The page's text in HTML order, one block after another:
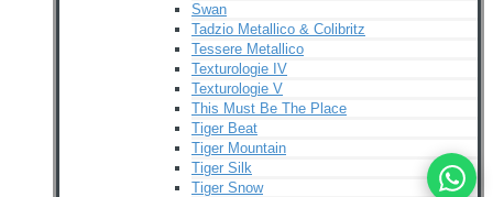
Swan
Tadzio Metallico & Colibritz
Tessere Metallico
Texturologie IV
Texturologie V
This Must Be The Place
Tiger Beat
Tiger Mountain
Tiger Silk
Tiger Snow